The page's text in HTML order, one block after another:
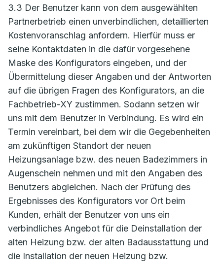
3.3 Der Benutzer kann von dem ausgewählten
Partnerbetrieb einen unverbindlichen, detaillierten
Kostenvoranschlag anfordern. Hierfür muss er
seine Kontaktdaten in die dafür vorgesehene
Maske des Konfigurators eingeben, und der
Übermittelung dieser Angaben und der Antworten
auf die übrigen Fragen des Konfigurators, an die
Fachbetrieb-XY zustimmen. Sodann setzen wir
uns mit dem Benutzer in Verbindung. Es wird ein
Termin vereinbart, bei dem wir die Gegebenheiten
am zukünftigen Standort der neuen
Heizungsanlage bzw. des neuen Badezimmers in
Augenschein nehmen und mit den Angaben des
Benutzers abgleichen. Nach der Prüfung des
Ergebnisses des Konfigurators vor Ort beim
Kunden, erhält der Benutzer von uns ein
verbindliches Angebot für die Deinstallation der
alten Heizung bzw. der alten Badausstattung und
die Installation der neuen Heizung bzw.